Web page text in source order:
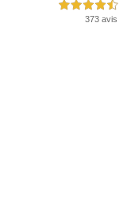
4,5 étoiles sur 5
373 avis